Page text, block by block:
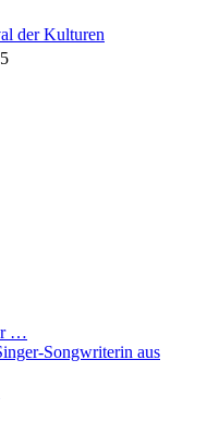
der Kulturen
…
Songwriterin aus